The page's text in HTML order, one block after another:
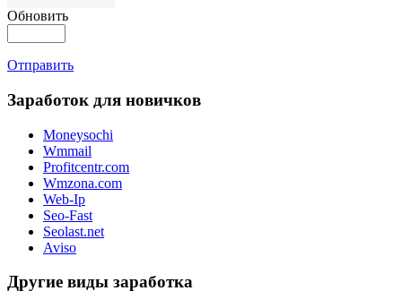
Обновить
Отправить
Заработок для новичков
Moneysochi
Wmmail
Profitcentr.com
Wmzona.com
Web-Ip
Seo-Fast
Seolast.net
Aviso
Другие виды заработка